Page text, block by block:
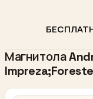
Магнитола